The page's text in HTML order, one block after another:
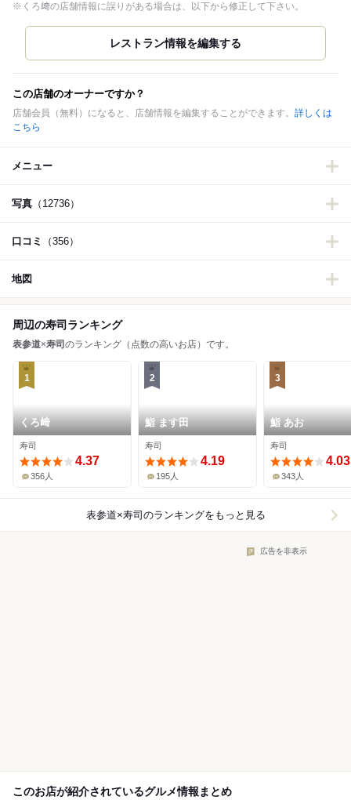
※くろ﨑の店舗情報に誤りがある場合は、以下から修正して下さい。
この店舗のオーナーですか？
店舗会員（無料）になると、店舗情報を編集することができます。 詳しくは
こちら
メニュー
写真 （12736）
口コミ （356）
地図
周辺の寿司ランキング
表参道×寿司 のランキング（点数の高いお店）です。
1
くろ﨑
寿司
4.37
356人
2
鮨 ます田
寿司
4.19
195人
3
鮨 あお
寿司
4.03
343人
表参道×寿司 のランキングをもっと見る
広告を非表示
このお店が紹介されているグルメ情報まとめ